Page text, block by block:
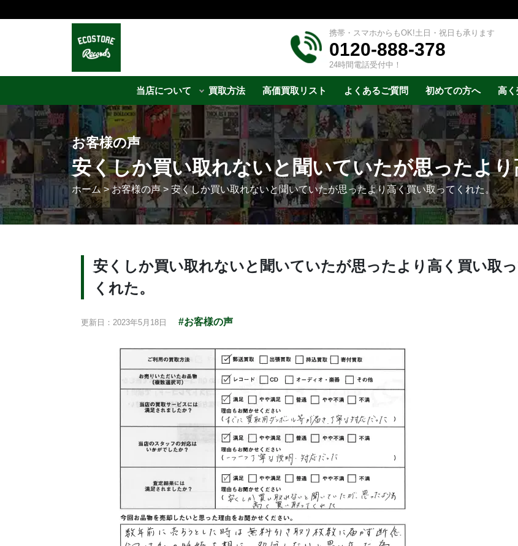
携帯・スマホからもOK!土日・祝日も承ります
0120-888-378
24時間電話受付中！
当店について 買取方法 高価買取リスト よくあるご質問 初めての方へ 高く
お客様の声
安くしか買い取れないと聞いていたが思ったよ
ホーム>お客様の声> 安くしか買い取れないと聞いていたが思ったより高く買い取ってくれた。
安くしか買い取れないと聞いていたが思ったより高く買い取
くれた。
更新日：2023年5月18日 #お客様の声